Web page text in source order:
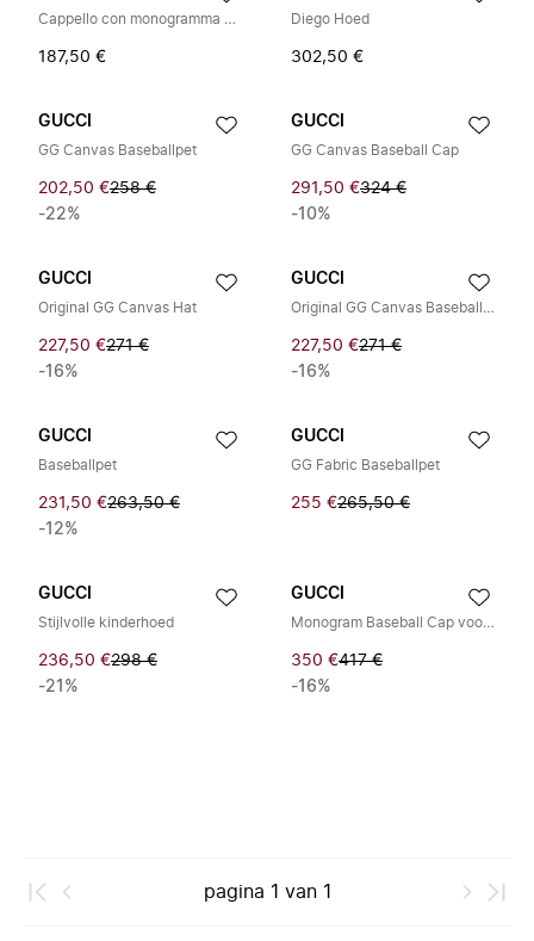
Cappello con monogramma GG
187,50 €
Diego Hoed
302,50 €
GUCCI
GG Canvas Baseballpet
202,50 €258 €
-22%
GUCCI
GG Canvas Baseball Cap
291,50 €324 €
-10%
GUCCI
Original GG Canvas Hat
227,50 €271 €
-16%
GUCCI
Original GG Canvas Baseballpet
227,50 €271 €
-16%
GUCCI
Baseballpet
231,50 €263,50 €
-12%
GUCCI
GG Fabric Baseballpet
255 €265,50 €
GUCCI
Stijlvolle kinderhoed
236,50 €298 €
-21%
GUCCI
Monogram Baseball Cap voor kinderen
350 €417 €
-16%
pagina 1 van 1